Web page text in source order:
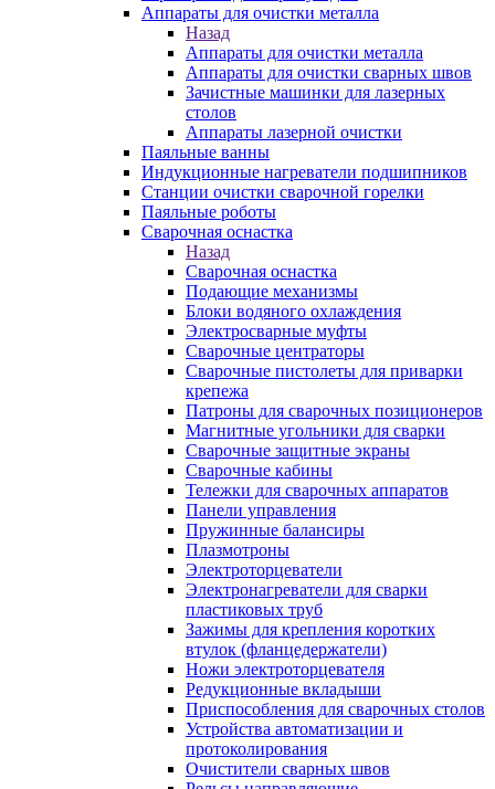
Аппараты для очистки металла
Назад
Аппараты для очистки металла
Аппараты для очистки сварных швов
Зачистные машинки для лазерных
столов
Аппараты лазерной очистки
Паяльные ванны
Индукционные нагреватели подшипников
Станции очистки сварочной горелки
Паяльные роботы
Сварочная оснастка
Назад
Сварочная оснастка
Подающие механизмы
Блоки водяного охлаждения
Электросварные муфты
Сварочные центраторы
Сварочные пистолеты для приварки
крепежа
Патроны для сварочных позиционеров
Магнитные угольники для сварки
Сварочные защитные экраны
Сварочные кабины
Тележки для сварочных аппаратов
Панели управления
Пружинные балансиры
Плазмотроны
Электроторцеватели
Электронагреватели для сварки
пластиковых труб
Зажимы для крепления коротких
втулок (фланцедержатели)
Ножи электроторцевателя
Редукционные вкладыши
Приспособления для сварочных столов
Устройства автоматизации и
протоколирования
Очистители сварных швов